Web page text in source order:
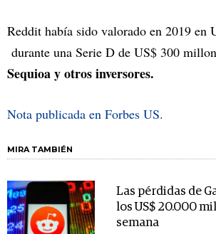
Reddit había sido valorado en 2019 en
durante una Serie D de US$ 300
Sequioa y otros inversores.
Nota publicada en Forbes US.
MIRA TAMBIÉN
Las pérdidas de
los US$ 20.000
semana